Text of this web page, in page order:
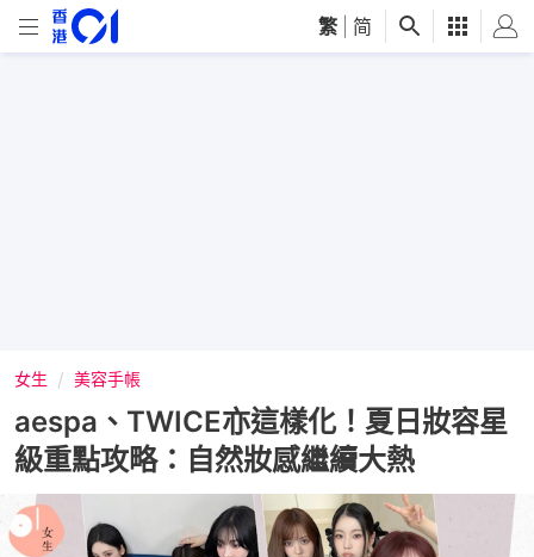
繁 简
女生 美容手帳
aespa、TWICE亦這樣化！夏日妝容星
級重點攻略：自然妝感繼續大熱